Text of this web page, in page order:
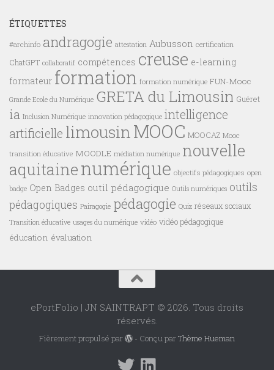
ÉTIQUETTES
#archinfo andragogie attestation Aubusson certification
ChatGPT collaboratif compétences creuse e-learning
formateur formation formation numérique FUN-Mooc
Grande Ecole du Numérique GRETA du Limousin Guéret
ia Inclusion Numérique innovation pédagogique intelligence
artificielle limousinMOOC MOOCAZ Mooc
transition éducative MOODLE médiation numérique nouvelle
aquitainenumérique objectifs pédagogiques open
badge Open Badges outil pédagogique Outils numériques outils
pédagogiques Pairagogie pédagogie Quiz réseaux sociaux
Transition éducative usages du numérique vidéo vidéo pédagogique
éducation évaluation
ePortFolio | JN SAINTRAPT © 2026. Tous droits
réservés.
Fièrement propulsé par - Conçu parThème Hueman